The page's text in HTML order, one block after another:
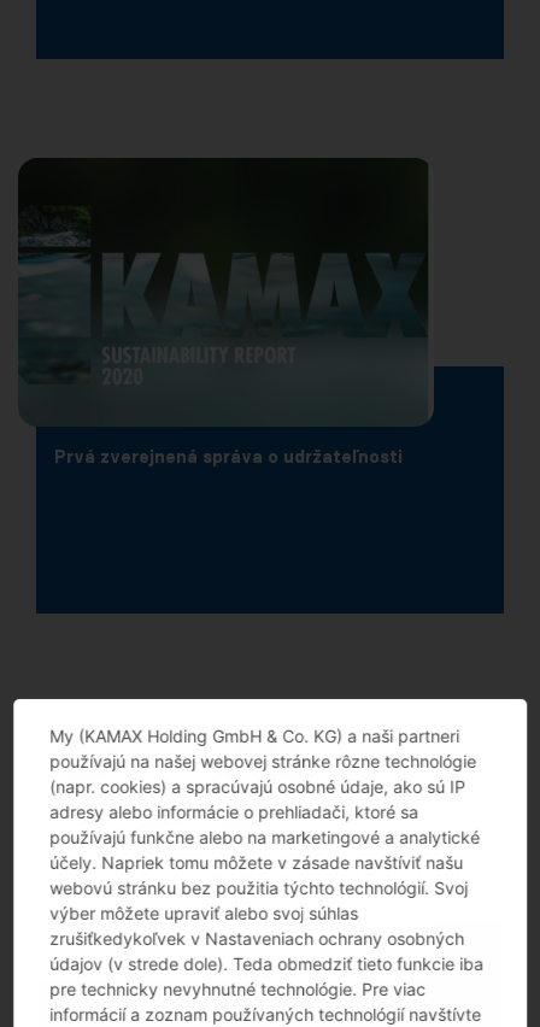
Prvá zverejnená správa o udržateľnosti
KAMAX sa postaví Corone
My (KAMAX Holding GmbH & Co. KG) a naši partneri
používajú na našej webovej stránke rôzne technológie
(napr. cookies) a spracúvajú osobné údaje, ako sú IP
adresy alebo informácie o prehliadači, ktoré sa
používajú funkčne alebo na marketingové a analytické
účely. Napriek tomu môžete v zásade navštíviť našu
webovú stránku bez použitia týchto technológií. Svoj
výber môžete upraviť alebo svoj súhlas
zrušiťkedykoľvek v Nastaveniach ochrany osobných
údajov (v strede dole). Teda obmedziť tieto funkcie iba
pre technicky nevyhnutné technológie. Pre viac
informácií a zoznam používaných technológií navštívte